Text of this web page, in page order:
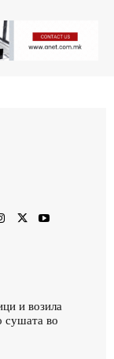
и возила
сушата во